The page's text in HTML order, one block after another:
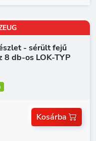
- sérült fejű
8 db-os LOK-TYP
Kosárba